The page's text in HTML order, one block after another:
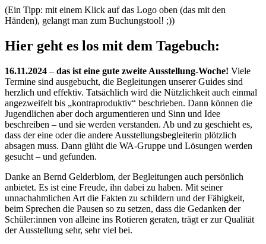
(Ein Tipp: mit einem Klick auf das Logo oben (das mit den
Händen), gelangt man zum Buchungstool! ;))
Hier geht es los mit dem Tagebuch:
16.11.2024 – das ist eine gute zweite Ausstellung-Woche! Viele
Termine sind ausgebucht, die Begleitungen unserer Guides sind
herzlich und effektiv. Tatsächlich wird die Nützlichkeit auch einmal
angezweifelt bis „kontraproduktiv“ beschrieben. Dann können die
Jugendlichen aber doch argumentieren und Sinn und Idee
beschreiben – und sie werden verstanden. Ab und zu geschieht es,
dass der eine oder die andere Ausstellungsbegleiterin plötzlich
absagen muss. Dann glüht die WA-Gruppe und Lösungen werden
gesucht – und gefunden.
Danke an Bernd Gelderblom, der Begleitungen auch persönlich
anbietet. Es ist eine Freude, ihn dabei zu haben. Mit seiner
unnachahmlichen Art die Fakten zu schildern und der Fähigkeit,
beim Sprechen die Pausen so zu setzen, dass die Gedanken der
Schüler:innen von alleine ins Rotieren geraten, trägt er zur Qualität
der Ausstellung sehr, sehr viel bei.